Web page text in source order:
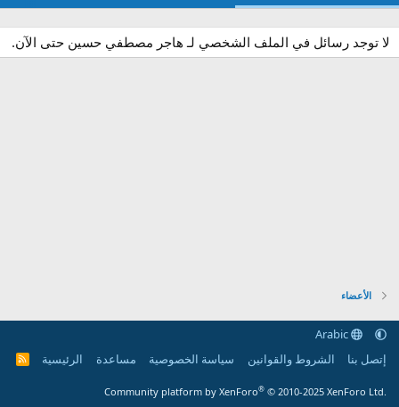
لا توجد رسائل في الملف الشخصي لـ هاجر مصطفي حسين حتى الآن.
الأعضاء
Arabic
إتصل بنا
الشروط والقوانين سياسة الخصوصية مساعدة الرئيسية
R
Community platform by XenForo® © 2010-2025 XenForo Ltd.